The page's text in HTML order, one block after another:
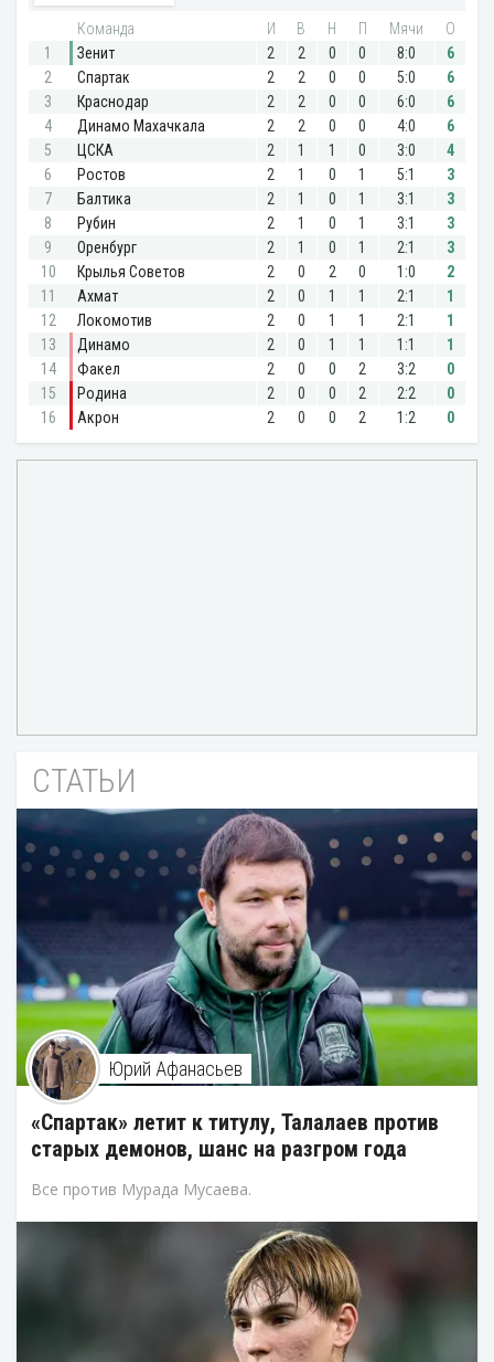
СТАТЬИ
Юрий Афанасьев
«Спартак» летит к титулу, Талалаев против
старых демонов, шанс на разгром года
Все против Мурада Мусаева.